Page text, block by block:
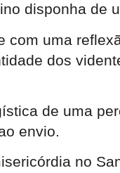
disponha de
com uma
dos
de uma
envio.
no